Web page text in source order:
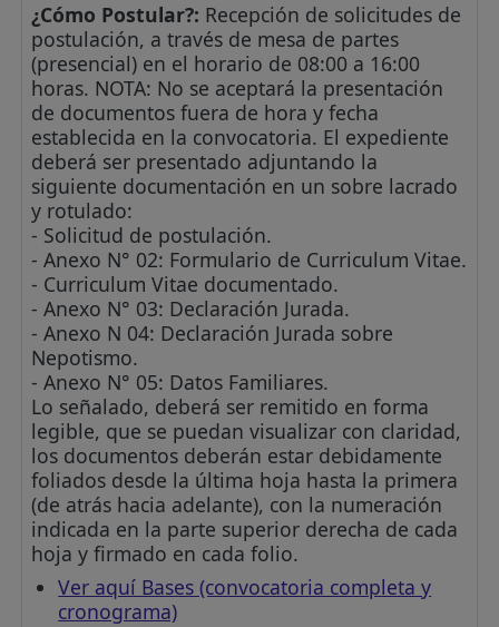
¿Cómo Postular?: Recepción de solicitudes de
postulación, a través de mesa de partes
(presencial) en el horario de 08:00 a 16:00
horas. NOTA: No se aceptará la presentación
de documentos fuera de hora y fecha
establecida en la convocatoria. El expediente
deberá ser presentado adjuntando la
siguiente documentación en un sobre lacrado
y rotulado:
- Solicitud de postulación.
- Anexo N° 02: Formulario de Curriculum Vitae.
- Curriculum Vitae documentado.
- Anexo N° 03: Declaración Jurada.
- Anexo N 04: Declaración Jurada sobre
Nepotismo.
- Anexo N° 05: Datos Familiares.
Lo señalado, deberá ser remitido en forma
legible, que se puedan visualizar con claridad,
los documentos deberán estar debidamente
foliados desde la última hoja hasta la primera
(de atrás hacia adelante), con la numeración
indicada en la parte superior derecha de cada
hoja y firmado en cada folio.
Ver aquí Bases (convocatoria completa y
cronograma)